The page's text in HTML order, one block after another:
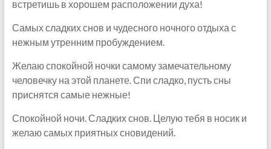
встретишь в хорошем расположении духа!
Самых сладких снов и чудесного ночного отдыха с
нежным утренним пробуждением.
Желаю спокойной ночки самому замечательному
человечку на этой планете. Спи сладко, пусть сны
приснятся самые нежные!
Спокойной ночи. Сладких снов. Целую тебя в носик и
желаю самых приятных сновидений.